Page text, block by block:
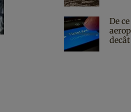
De